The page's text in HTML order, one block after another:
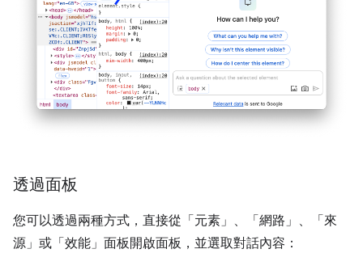
透過面板
您可以透過兩種方式，直接從「元素」 、「網路」 、「來
源」 或「效能」 面板開啟面板，並選取對話內容：